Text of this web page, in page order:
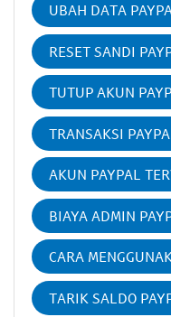
UBAH DATA
RESET SANDI
TUTUP AKUN
TRANSAKSI
AKUN PAYPAL
BIAYA ADMIN
CARA
TARIK SALDO